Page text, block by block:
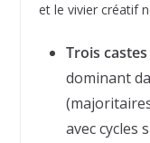
et le vivier créatif
Trois
dominant
avec cycles